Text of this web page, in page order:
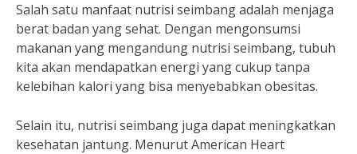
Salah satu manfaat nutrisi seimbang adalah menjaga
berat badan yang sehat. Dengan mengonsumsi
makanan yang mengandung nutrisi seimbang, tubuh
kita akan mendapatkan energi yang cukup tanpa
kelebihan kalori yang bisa menyebabkan obesitas.
Selain itu, nutrisi seimbang juga dapat meningkatkan
kesehatan jantung. Menurut American Heart